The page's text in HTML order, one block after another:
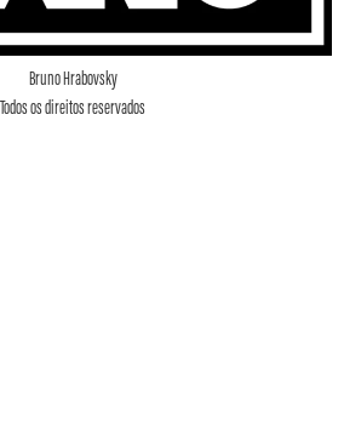
Bruno Hrabovsky
Todos os direitos reservados